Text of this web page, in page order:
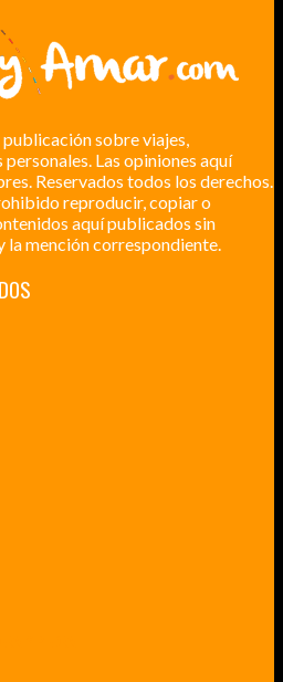
sobre viajes,
Las opiniones aquí
Reservados todos los derechos.
reproducir, copiar o
aquí publicados sin
mención correspondiente.